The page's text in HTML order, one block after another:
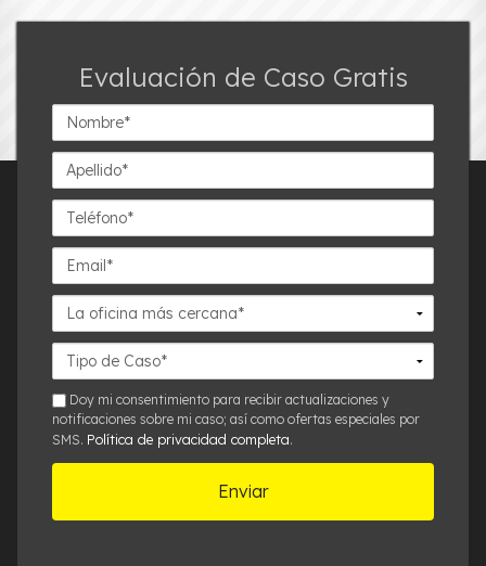
Evaluación de Caso Gratis
Nombre*
Apellido*
Teléfono*
Email*
La
oficina
más
cercana*
Detalles
del
Caso*
smsDoy mi consentimiento para recibir actualizaciones y
notificaciones sobre mi caso; así como ofertas especiales por
SMS. Política de privacidad completa.